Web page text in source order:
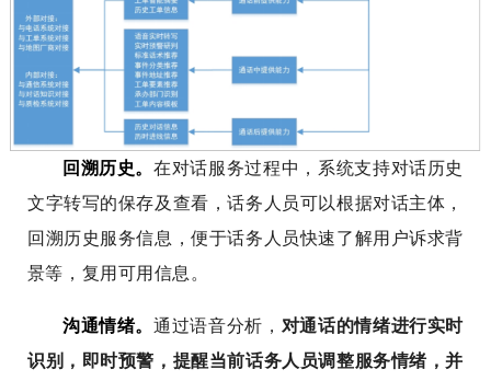
回溯历史。在对话服务过程中，系统支持对话历史
文字转写的保存及查看，话务人员可以根据对话主体，
回溯历史服务信息，便于话务人员快速了解用户诉求背
景等，复用可用信息。
沟通情绪。通过语音分析， 对通话的情绪进行实时
识别，即时预警，提醒当前话务人员调整服务情绪，并